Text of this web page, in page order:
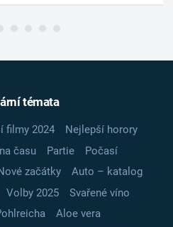
témata
filmy 2024
Nejlepší horory
času Partie
Počasí
začátky
Auto – katalog
Volby 2025
Svařené víno
Aloe vera